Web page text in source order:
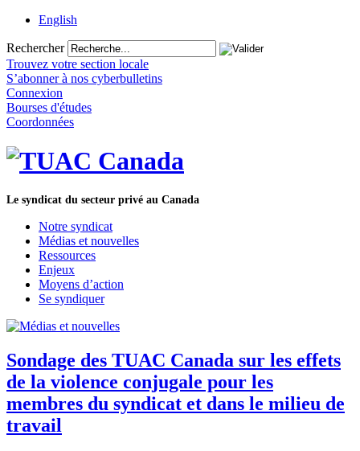
English
Rechercher
Trouvez votre section locale
S’abonner à nos cyberbulletins
Connexion
Bourses d'études
Coordonnées
Le syndicat du secteur privé au Canada
Notre syndicat
Médias et nouvelles
Ressources
Enjeux
Moyens d’action
Se syndiquer
Sondage des TUAC Canada sur les effets
de la violence conjugale pour les
membres du syndicat et dans le milieu de
travail